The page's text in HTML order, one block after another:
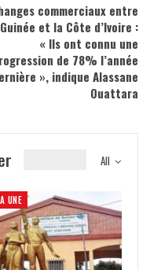
commerciaux entre
et la Côte d’Ivoire :
« Ils ont connu une
de 78% l’année
», indique Alassane
Ouattara
All
UNE